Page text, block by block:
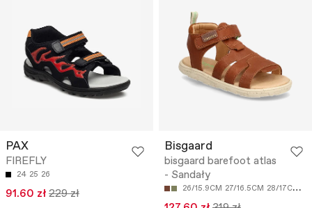
PAX
FIREFLY
24 25 26
91.60 zł 229 zł
Bisgaard
bisgaard barefoot atlas
- Sandały
26/15.9CM 27/16.5CM 28/17CM